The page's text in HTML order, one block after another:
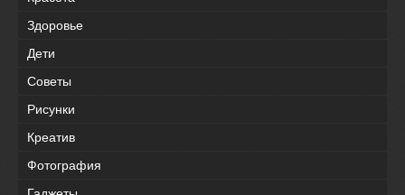
Здоровье
Дети
Советы
Рисунки
Креатив
Фотография